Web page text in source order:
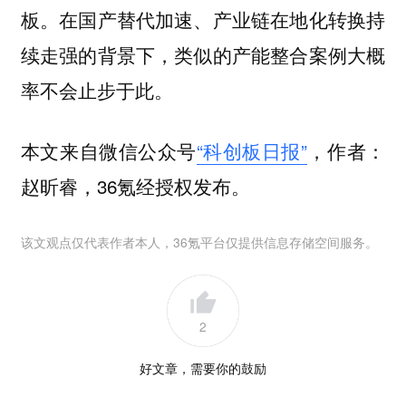
板。在国产替代加速、产业链在地化转换持
续走强的背景下，类似的产能整合案例大概
率不会止步于此。
本文来自微信公众号“科创板日报”，作者：
赵昕睿，36氪经授权发布。
该文观点仅代表作者本人，36氪平台仅提供信息存储空间服务。
2
好文章，需要你的鼓励